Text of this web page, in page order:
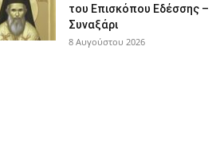
του Επισκόπου Εδέσσης –
Συναξάρι
8 Αυγούστου 2026